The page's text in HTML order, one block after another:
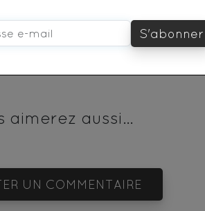
aimerez aussi...
AJOUTER UN COMMENTAIRE
S'abonner